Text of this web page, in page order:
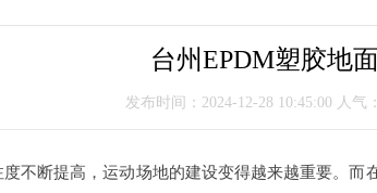
台州EPDM塑胶地面
发布时间：2024-12-28 10:45:00 人气
断提高，运动场地的建设变得越来越重要。而